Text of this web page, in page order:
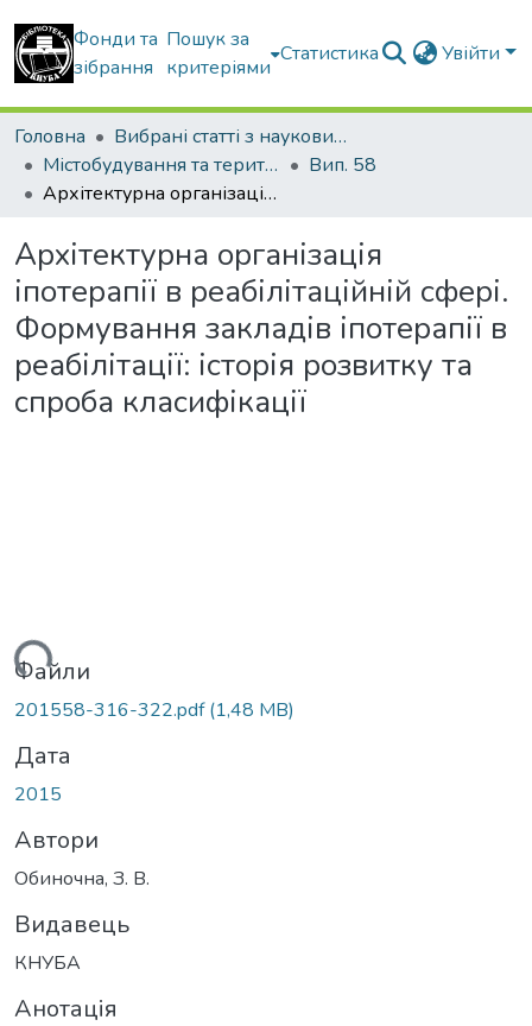
Фонди та
зібрання
Пошук за
критеріями
Статистика Увійти
Головна
Вибрані статті з наукових збірників КНУБА
Містобудування та територіальне планування
Вип. 58
Архітектурна організація іпотерапії в реабілітаційній сфері. Формування закладів іпотерапії в реабілітації: історія розвитку та спроба класифікації
Архітектурна організація
іпотерапії в реабілітаційній сфері.
Формування закладів іпотерапії в
реабілітації: історія розвитку та
спроба класифікації
Файли
201558-316-322.pdf(1,48 MB)
Дата
2015
Автори
Обиночна, З. В.
Видавець
КНУБА
Анотація